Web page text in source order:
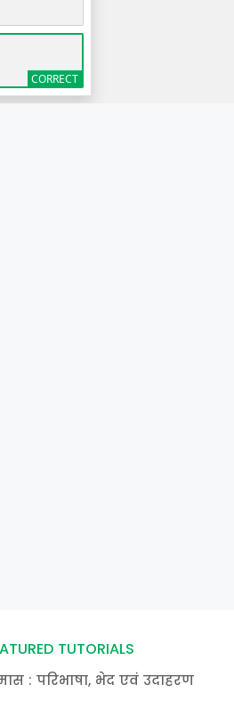
TUTORIALS
: परिभाषा, भेद एवं उदाहरण